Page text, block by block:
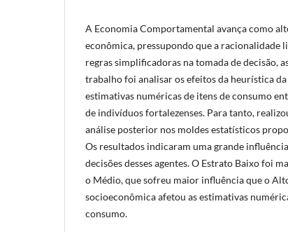
A Economia Comportamental avança como
econômica, pressupondo que a racionalidade
regras simplificadoras na tomada de decisão,
trabalho foi analisar os efeitos da heurística
estimativas numéricas de itens de consumo
de indivíduos fortalezenses. Para tanto,
análise posterior nos moldes estatísticos
Os resultados indicaram uma grande
decisões desses agentes. O Estrato Baixo foi
o Médio, que sofreu maior influência que o
socioeconômica afetou as estimativas
consumo.